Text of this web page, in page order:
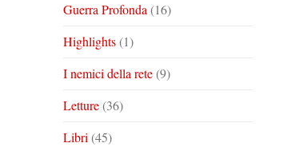
Guerra Profonda (16)
Highlights(1)
I nemici della rete(9)
Letture(36)
Libri (45)